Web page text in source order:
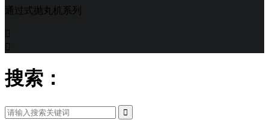
通过式抛丸机系列


搜索：